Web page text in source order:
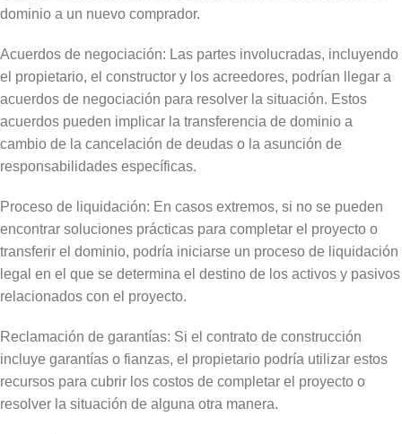
dominio a un nuevo comprador.
Acuerdos de negociación: Las partes involucradas, incluyendo
el propietario, el constructor y los acreedores, podrían llegar a
acuerdos de negociación para resolver la situación. Estos
acuerdos pueden implicar la transferencia de dominio a
cambio de la cancelación de deudas o la asunción de
responsabilidades específicas.
Proceso de liquidación: En casos extremos, si no se pueden
encontrar soluciones prácticas para completar el proyecto o
transferir el dominio, podría iniciarse un proceso de liquidación
legal en el que se determina el destino de los activos y pasivos
relacionados con el proyecto.
Reclamación de garantías: Si el contrato de construcción
incluye garantías o fianzas, el propietario podría utilizar estos
recursos para cubrir los costos de completar el proyecto o
resolver la situación de alguna otra manera.